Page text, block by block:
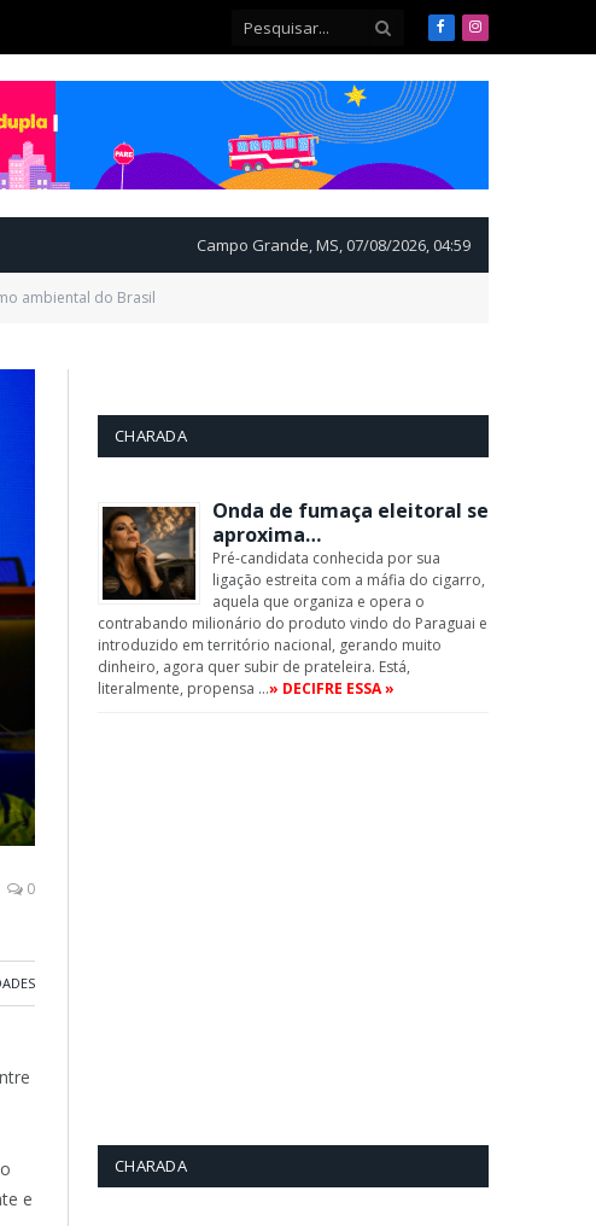
FacebookInstagram
Campo Grande, MS, 07/08/2026, 04:59
ambiental do Brasil
0
e
CHARADA
Onda de fumaça eleitoral se
aproxima…
Pré-candidata conhecida por sua
ligação estreita com a máfia do cigarro,
aquela que organiza e opera o
contrabando milionário do produto vindo do Paraguai e
introduzido em território nacional, gerando muito
dinheiro, agora quer subir de prateleira. Está,
literalmente, propensa …» DECIFRE ESSA »
CHARADA